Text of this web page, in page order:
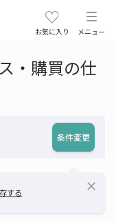
お気に入り メニュー
・購買の仕
条件変更
する close